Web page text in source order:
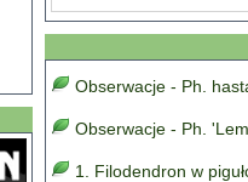
Obserwacje - Ph.
Obserwacje - Ph.
1. Filodendron w